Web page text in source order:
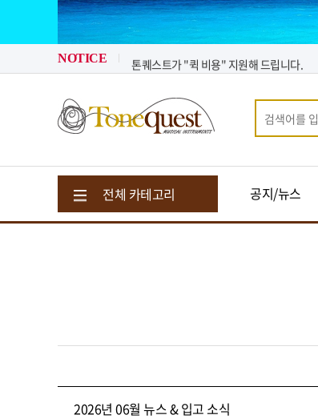
NOTICE
2026년 07월 뉴스 & 입고 소식
톤퀘스트가 "퀵 비용" 지원해 드립니다.
전체 카테고리 공지/뉴스
2026년 06월 뉴스 & 입고 소식